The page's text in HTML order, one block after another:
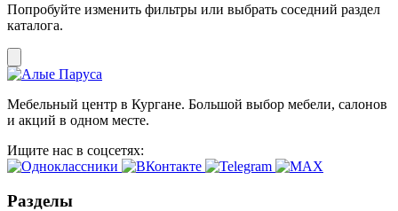
Попробуйте изменить фильтры или выбрать соседний раздел
каталога.
Мебельный центр в Кургане. Большой выбор мебели, салонов
и акций в одном месте.
Ищите нас в соцсетях:
Разделы